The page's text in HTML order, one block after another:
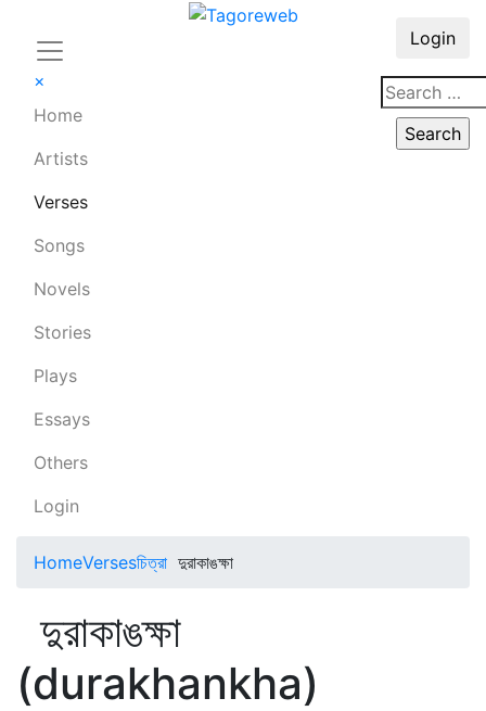
×
Home
Artists
Verses
Songs
Novels
Stories
Plays
Essays
Others
Login
Login
HomeVersesচিত্রা দুরাকাঙক্ষা
দুরাকাঙক্ষা
(durakhankha)